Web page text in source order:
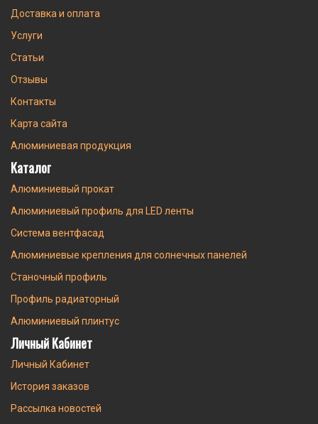
Доставка и оплата
Услуги
Статьи
Отзывы
Контакты
Карта сайта
Алюминиевая продукция
Каталог
Алюминиевый прокат
Алюминиевый профиль для LED ленты
Система вентфасад
Алюминиевые крепления для солнечных панелей
Станочный профиль
Профиль радиаторный
Алюминиевый плинтус
Личный Кабинет
Личный Кабинет
История заказов
Рассылка новостей